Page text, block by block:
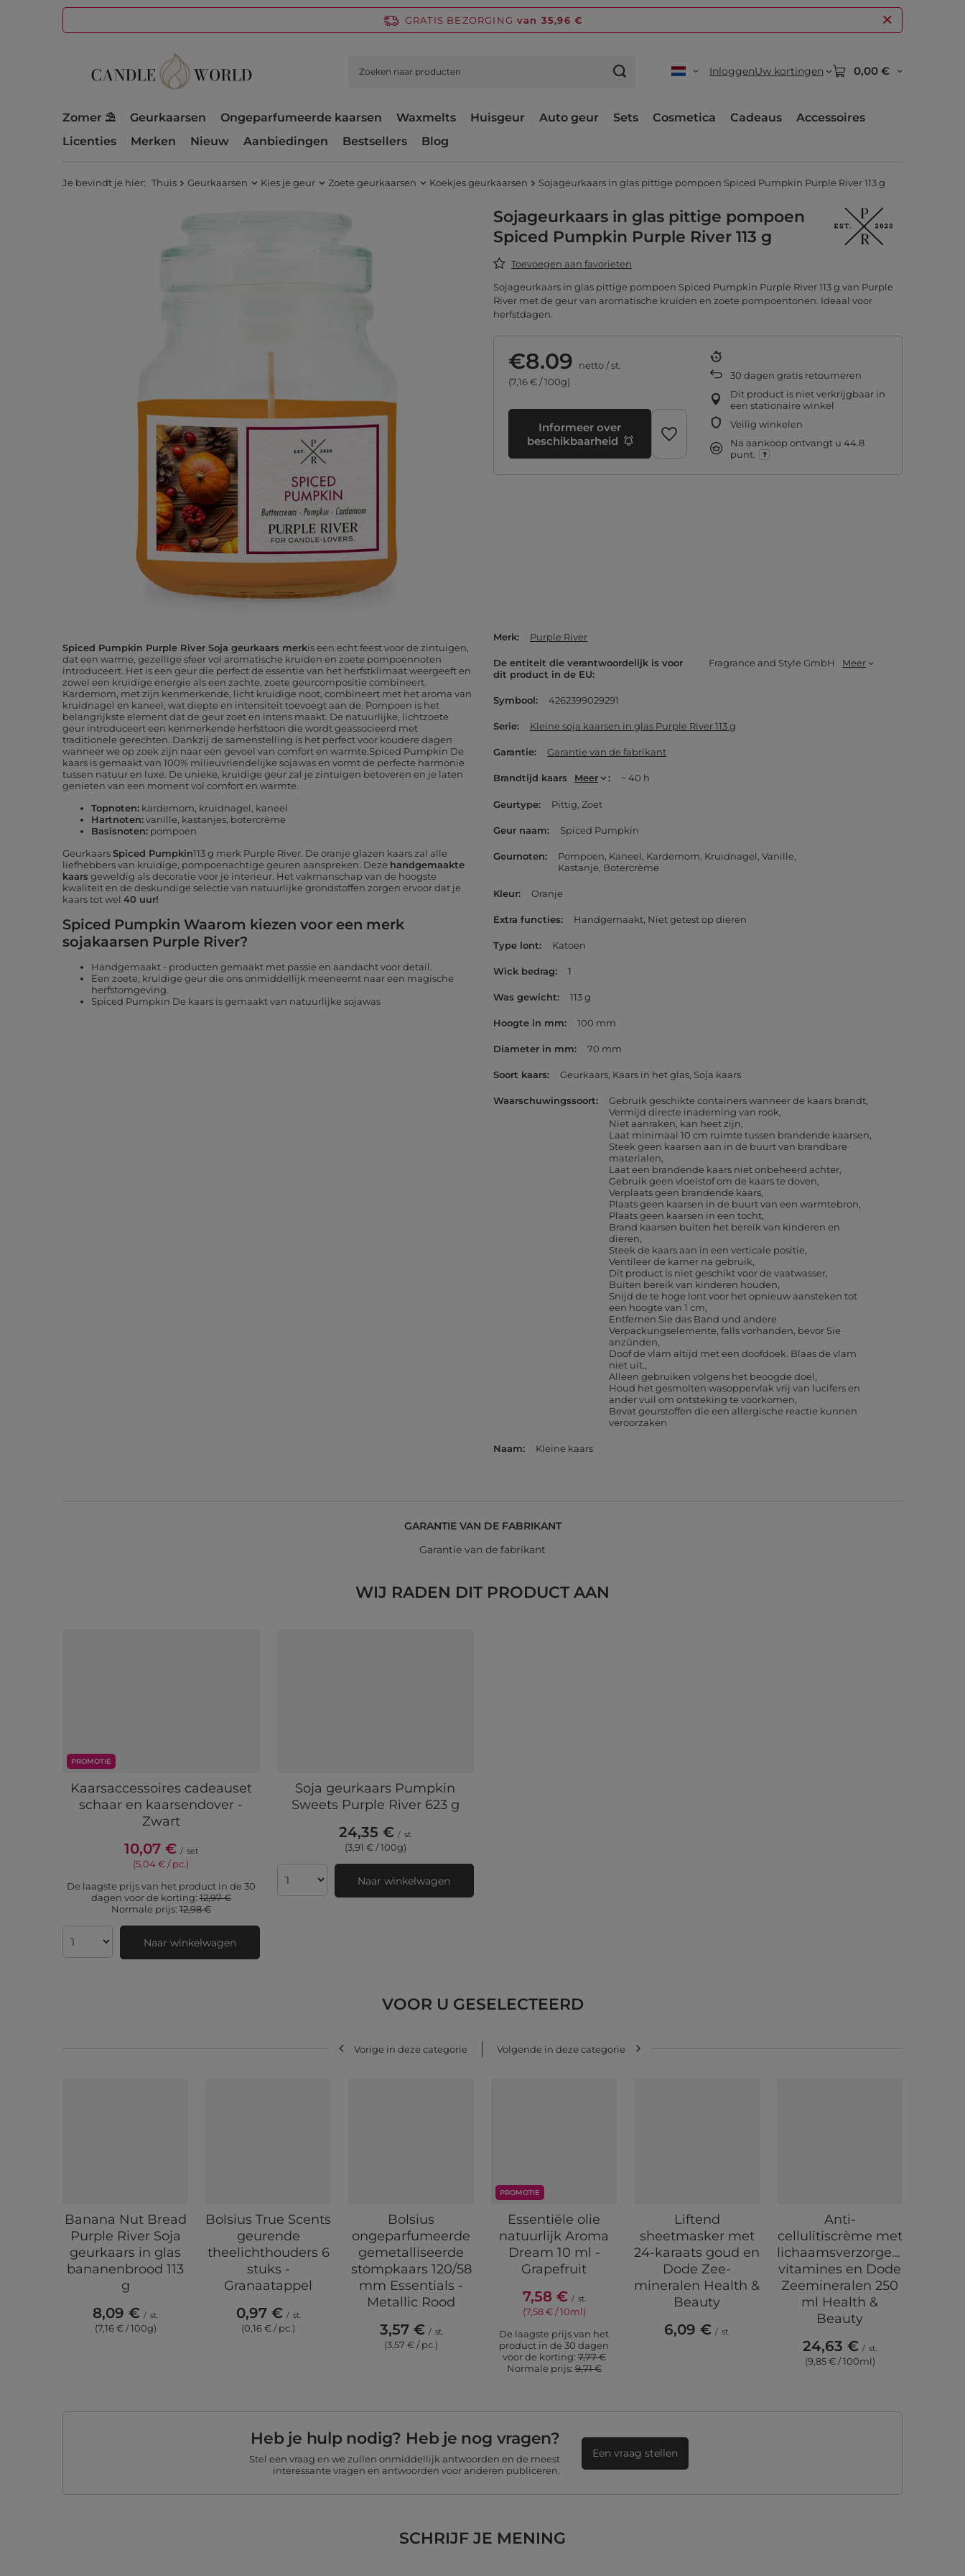
GRATIS BEZORGING van 35,96 €
InloggenUw kortingen 0,00 €
Zomer ⛱️ Geurkaarsen Ongeparfumeerde kaarsen Waxmelts Huisgeur Auto geur Sets Cosmetica Cadeaus
Accessoires
Licenties
Merken Nieuw Aanbiedingen Bestsellers Blog
Je bevindt je hier: Thuis Geurkaarsen Kies je geur Zoete geurkaarsen Koekjes geurkaarsen Sojageurkaars in glas pittige pompoen Spiced Pumpkin Purple River 113 g
Sojageurkaars in glas pittige pompoen
Spiced Pumpkin Purple River 113 g
Toevoegen aan favorieten
Sojageurkaars in glas pittige pompoen Spiced Pumpkin Purple River 113 g van Purple
River met de geur van aromatische kruiden en zoete pompoentonen. Ideaal voor
herfstdagen.
€8.09 netto/st.
(7,16 € / 100g)
Informeer over
beschikbaarheid
30 dagen gratis retourneren
Dit product is niet verkrijgbaar in
een stationaire winkel
Veilig winkelen
Na aankoop ontvangt u 44.8
punt.
Spiced Pumpkin Purple River Soja geurkaars merkis een echt feest voor de zintuigen,
dat een warme, gezellige sfeer vol aromatische kruiden en zoete pompoennoten
introduceert. Het is een geur die perfect de essentie van het herfstklimaat weergeeft en
zowel een kruidige energie als een zachte, zoete geurcompositie combineert.
Kardemom, met zijn kenmerkende, licht kruidige noot, combineert met het aroma van
kruidnagel en kaneel, wat diepte en intensiteit toevoegt aan de. Pompoen is het
belangrijkste element dat de geur zoet en intens maakt. De natuurlijke, lichtzoete
geur introduceert een kenmerkende herfsttoon die wordt geassocieerd met
traditionele gerechten. Dankzij de samenstelling is het perfect voor koudere dagen
wanneer we op zoek zijn naar een gevoel van comfort en warmte.Spiced Pumpkin De
kaars is gemaakt van 100% milieuvriendelijke sojawas en vormt de perfecte harmonie
tussen natuur en luxe. De unieke, kruidige geur zal je zintuigen betoveren en je laten
genieten van een moment vol comfort en warmte.
Topnoten: kardemom, kruidnagel, kaneel
Hartnoten:vanille, kastanjes, botercrème
Basisnoten: pompoen
GeurkaarsSpiced Pumpkin113 g merk Purple River. De oranje glazen kaars zal alle
liefhebbers van kruidige, pompoenachtige geuren aanspreken. Deze handgemaakte
kaarsgeweldig als decoratie voor je interieur. Het vakmanschap van de hoogste
kwaliteit en de deskundige selectie van natuurlijke grondstoffen zorgen ervoor dat je
kaars tot wel 40 uur!
Spiced Pumpkin Waarom kiezen voor een merk
sojakaarsen Purple River?
Handgemaakt - producten gemaakt met passie en aandacht voor detail.
Een zoete, kruidige geur die ons onmiddellijk meeneemt naar een magische
herfstomgeving.
Spiced Pumpkin De kaars is gemaakt van natuurlijke sojawas
Merk Purple River
De entiteit die verantwoordelijk is voor
dit product in de EU
Fragrance and Style GmbH Meer
Symbool 4262399029291
Serie Kleine soja kaarsen in glas Purple River 113 g
Garantie Garantie van de fabrikant
Brandtijd kaars Meer ~ 40 h
Geurtype Pittig Zoet
Geur naam Spiced Pumpkin
Geurnoten Pompoen Kaneel Kardemom Kruidnagel Vanille
Kastanje Botercrème
Kleur Oranje
Extra functies Handgemaakt Niet getest op dieren
Type lont Katoen
Wick bedrag 1
Was gewicht 113 g
Hoogte in mm 100 mm
Diameter in mm 70 mm
Soort kaars Geurkaars Kaars in het glas Soja kaars
Waarschuwingssoort
Gebruik geschikte containers wanneer de kaars brandt
Vermijd directe inademing van rook
Niet aanraken, kan heet zijn
Laat minimaal 10 cm ruimte tussen brandende kaarsen
Steek geen kaarsen aan in de buurt van brandbare
materialen
Laat een brandende kaars niet onbeheerd achter
Gebruik geen vloeistof om de kaars te doven
Verplaats geen brandende kaars
Plaats geen kaarsen in de buurt van een warmtebron
Plaats geen kaarsen in een tocht
Brand kaarsen buiten het bereik van kinderen en
dieren
Steek de kaars aan in een verticale positie
Ventileer de kamer na gebruik
Dit product is niet geschikt voor de vaatwasser
Buiten bereik van kinderen houden
Snijd de te hoge lont voor het opnieuw aansteken tot
een hoogte van 1 cm
Entfernen Sie das Band und andere
Verpackungselemente, falls vorhanden, bevor Sie
anzünden
Doof de vlam altijd met een doofdoek. Blaas de vlam
niet uit.
Alleen gebruiken volgens het beoogde doel
Houd het gesmolten wasoppervlak vrij van lucifers en
ander vuil om ontsteking te voorkomen
Bevat geurstoffen die een allergische reactie kunnen
veroorzaken
Naam Kleine kaars
GARANTIE VAN DE FABRIKANT
Garantie van de fabrikant
WIJ RADEN DIT PRODUCT AAN
PROMOTIE
Kaarsaccessoires cadeauset
schaar en kaarsendover -
Zwart
10,07 € / set
(5,04 € / pc.)
De laagste prijs van het product in de 30
dagen voor de korting:12,97 €
Normale prijs:12,98 €
Naar winkelwagen
Soja geurkaars Pumpkin
Sweets Purple River 623 g
24,35 € / st.
(3,91 € / 100g)
Naar winkelwagen
VOOR U GESELECTEERD
Vorige in deze categorie Volgende in deze categorie
Banana Nut Bread
Purple River Soja
geurkaars in glas
bananenbrood 113
g
8,09 € / st.
(7,16 € / 100g)
Bolsius True Scents
geurende
theelichthouders 6
stuks -
Granaatappel
0,97 € / st.
(0,16 € / pc.)
Bolsius
ongeparfumeerde
gemetalliseerde
stompkaars 120/58
mm Essentials -
Metallic Rood
3,57 € / st.
(3,57 € / pc.)
PROMOTIE
Essentiële olie
natuurlijk Aroma
Dream 10 ml -
Grapefruit
7,58 € / st.
(7,58 € / 10ml)
De laagste prijs van het
product in de 30 dagen
voor de korting:7,77 €
Normale prijs:9,71 €
Liftend
sheetmasker met
24-karaats goud en
Dode Zee-
mineralen Health &
Beauty
6,09 € / st.
Anti-
cellulitiscrème met
lichaamsverzorgende
vitamines en Dode
Zeemineralen 250
ml Health &
Beauty
24,63 € / st.
(9,85 € / 100ml)
Heb je hulp nodig? Heb je nog vragen?
Stel een vraag en we zullen onmiddellijk antwoorden en de meest
interessante vragen en antwoorden voor anderen publiceren.
Een vraag stellen
SCHRIJF JE MENING